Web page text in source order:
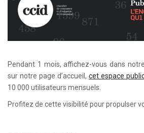
Pendant 1 mois, affichez-vous dans
sur notre page d’accueil, cet espace
10 000 utilisateurs mensuels.
Profitez de cette visibilité pour propulser